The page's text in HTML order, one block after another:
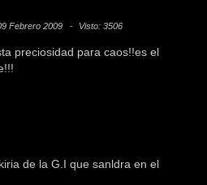
Febrero 2009 Visto: 3506
preciosidad para caos!!es el
de la G.I que sanldra en el